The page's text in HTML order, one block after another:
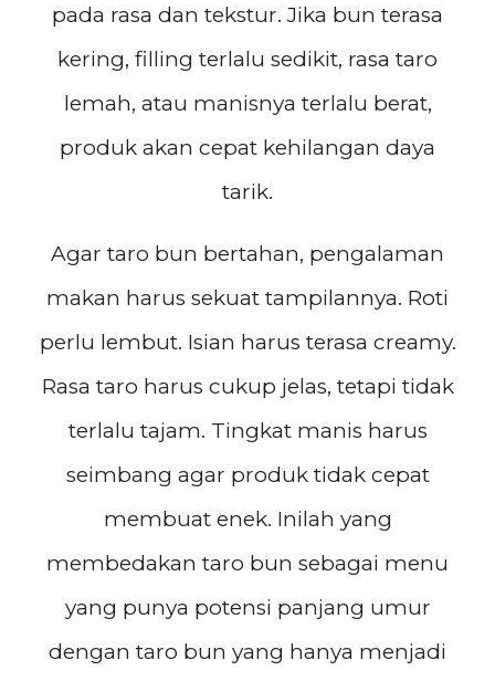
pada rasa dan tekstur. Jika bun terasa
kering, filling terlalu sedikit, rasa taro
lemah, atau manisnya terlalu berat,
produk akan cepat kehilangan daya
tarik.
Agar taro bun bertahan, pengalaman
makan harus sekuat tampilannya. Roti
perlu lembut. Isian harus terasa creamy.
Rasa taro harus cukup jelas, tetapi tidak
terlalu tajam. Tingkat manis harus
seimbang agar produk tidak cepat
membuat enek. Inilah yang
membedakan taro bun sebagai menu
yang punya potensi panjang umur
dengan taro bun yang hanya menjadi